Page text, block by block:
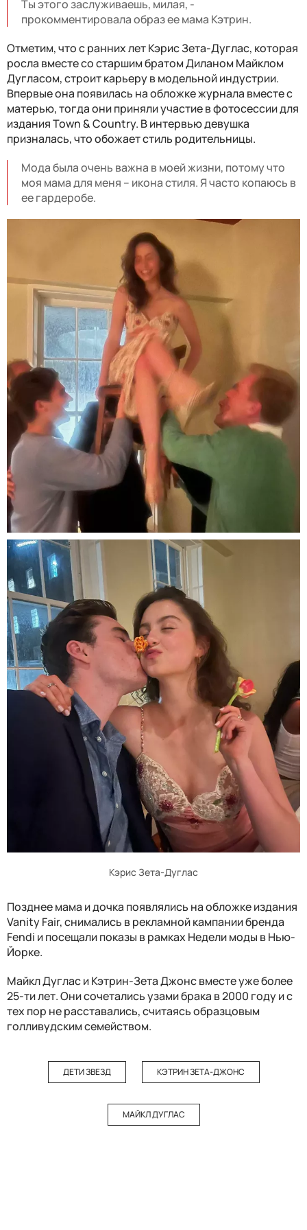
Ты этого заслуживаешь, милая, -
прокомментировала образ ее мама Кэтрин.
Отметим, что с ранних лет Кэрис Зета-Дуглас, которая
росла вместе со старшим братом Диланом Майклом
Дугласом, строит карьеру в модельной индустрии.
Впервые она появилась на обложке журнала вместе с
матерью, тогда они приняли участие в фотосессии для
издания Town & Country. В интервью девушка
призналась, что обожает стиль родительницы.
Мода была очень важна в моей жизни, потому что
моя мама для меня – икона стиля. Я часто копаюсь в
ее гардеробе.
Кэрис Зета-Дуглас
Позднее мама и дочка появлялись на обложке издания
Vanity Fair, снимались в рекламной кампании бренда
Fendi и посещали показы в рамках Недели моды в Нью-
Йорке.
Майкл Дуглас и Кэтрин-Зета Джонс вместе уже более
25-ти лет. Они сочетались узами брака в 2000 году и с
тех пор не расставались, считаясь образцовым
голливудским семейством.
ДЕТИ ЗВЕЗД КЭТРИН ЗЕТА-ДЖОНС
МАЙКЛ ДУГЛАС